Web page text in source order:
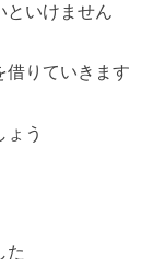
といけません
借りていきます
ょう
た